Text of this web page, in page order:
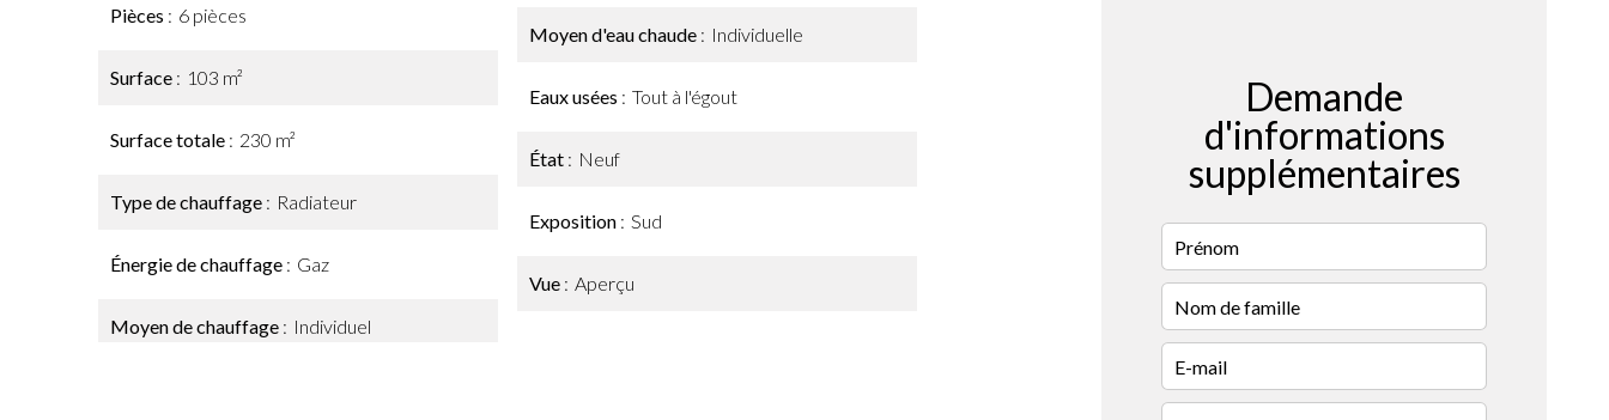
Pièces 6 pièces
Surface 103 m²
Surface totale 230 m²
Type de chauffage Radiateur
Énergie de chauffage Gaz
Moyen de chauffage Individuel
Moyen d'eau chaude Individuelle
Eaux usées Tout à l'égout
État Neuf
Exposition Sud
Vue Aperçu
Demande
d'informations
supplémentaires